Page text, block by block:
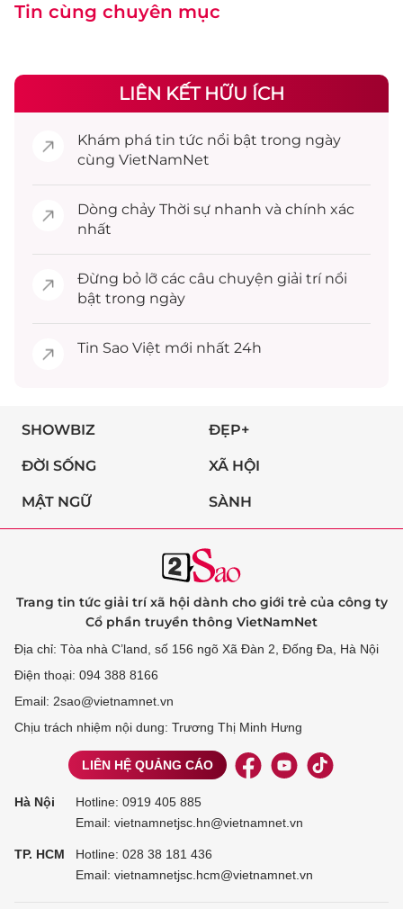
Tin cùng chuyên mục
LIÊN KẾT HỮU ÍCH
Khám phá tin tức nổi bật trong ngày
cùng VietNamNet
Dòng chảy Thời sự nhanh và chính xác
nhất
Đừng bỏ lỡ các câu chuyện giải trínổi
bật trong ngày
Tin Sao Việt mới nhất 24h
SHOWBIZ ĐẸP+
ĐỜI SỐNG XÃ HỘI
MẬT NGỮ SÀNH
Trang tin tức giải trí xã hội dành cho giới trẻ của công ty
Cổ phần truyền thông VietNamNet
Địa chỉ: Tòa nhà C’land, số 156 ngõ Xã Đàn 2, Đống Đa, Hà Nội
Điện thoại: 094 388 8166
Email: 2sao@vietnamnet.vn
Chịu trách nhiệm nội dung: Trương Thị Minh Hưng
LIÊN HỆ QUẢNG CÁO
Hà Nội Hotline: 0919 405 885
Email: vietnamnetjsc.hn@vietnamnet.vn
TP. HCM Hotline: 028 38 181 436
Email: vietnamnetjsc.hcm@vietnamnet.vn